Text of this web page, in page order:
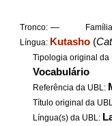
Tronco: —
Língua: Kutasho (
Tipologia original da
Vocabulário
Referência da UBL:
Título original da
Língua(s) da UBL: